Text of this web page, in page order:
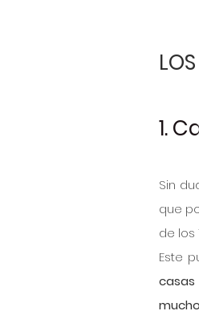
1.
Sin
que
de los
Este